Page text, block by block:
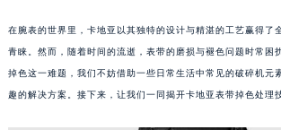
在腕表的世界里，卡地亚以其独特的设计与精湛的工艺赢得了
青睐。然而，随着时间的流逝，表带的磨损与褪色问题时常困
掉色这一难题，我们不妨借助一些日常生活中常见的破碎机元
趣的解决方案。接下来，让我们一同揭开卡地亚表带掉色处理